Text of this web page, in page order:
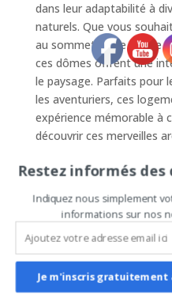
dans leur adaptabilité à
naturels. Que vous
au sommet d’une colline
ces dômes offrent une
le paysage. Parfaits pour
les aventuriers, ces
expérience mémorable à
découvrir ces merveilles
(https://
une sélection de dômes
qualité et de superbe
En optant pour un séjour
vous offrez à vos invités
marquée par confort et
assure une circulation
Restez informés
Indiquez nous simplement
informations sur nos
Je m'inscris